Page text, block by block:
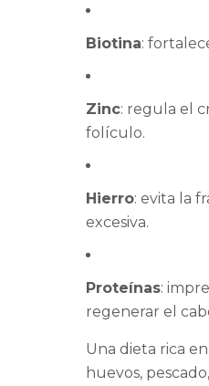
Biotina:
Zinc: regula el
folículo.
Hierro: evita la
excesiva.
Proteínas:
regenerar el
Una dieta rica
huevos,